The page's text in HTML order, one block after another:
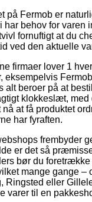
på Fermob er
behov for varen
fornuftigt at du
ved den aktuelle
firmaer lover 1
eksempelvis
alt beroer på at
klokkeslæt, med
nå at få produktet
har fyraften.
frembyder
er det så
bør du
mange gange –
Ringsted eller
varer til en